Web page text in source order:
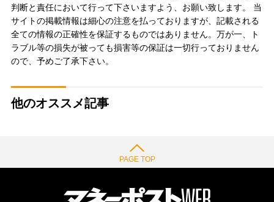
判断と責任において行って下さいますよう、お願い致します。 当
サイトの掲載情報は細心の注意を払っておりますが、記載される
全ての情報の正確性を保証するものではありません。万が一、ト
ラブル等の損失が被っても損害等の保証は一切行っておりません
ので、予めご了承下さい。
他のオススメ記事
PAGE TOP